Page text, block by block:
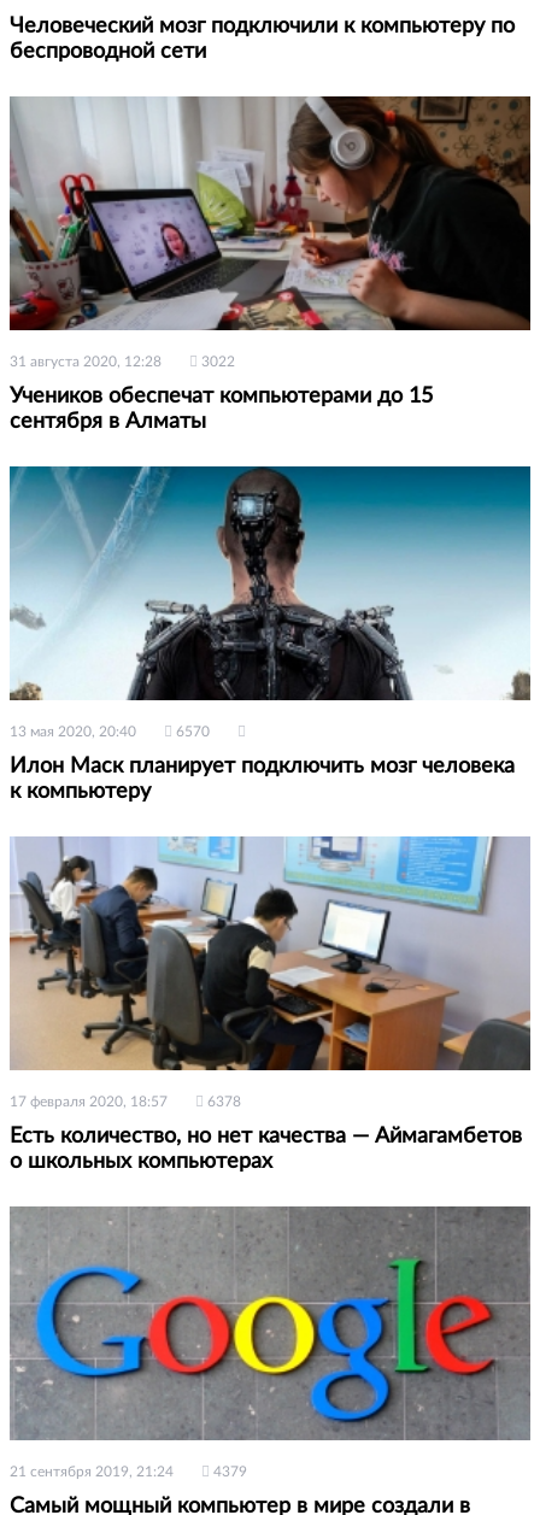
Человеческий мозг подключили к компьютеру по
беспроводной сети
31 августа 2020, 12:28 3022
Учеников обеспечат компьютерами до 15
сентября в Алматы
13 мая 2020, 20:40 6570
Илон Маск планирует подключить мозг человека
к компьютеру
17 февраля 2020, 18:57 6378
Есть количество, но нет качества — Аймагамбетов
о школьных компьютерах
21 сентября 2019, 21:24 4379
Самый мощный компьютер в мире создали в